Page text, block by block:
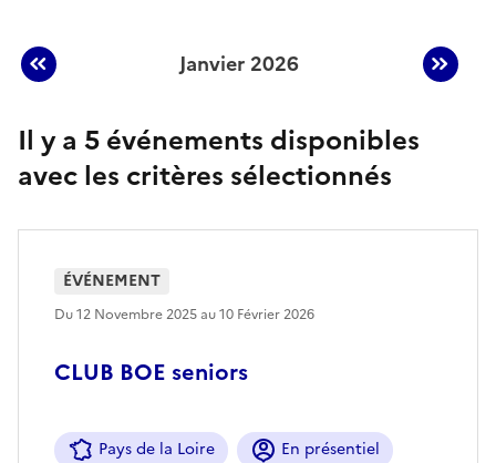
Janvier 2026
Afficher les événements du mois
Événements planifiés en Janvier 2026
Il y a 5 événements disponibles
avec les critères sélectionnés
CLUB BOE seniors
ÉVÉNEMENT
Du 12 Novembre 2025 au 10 Février 2026
Pays de la Loire En présentiel